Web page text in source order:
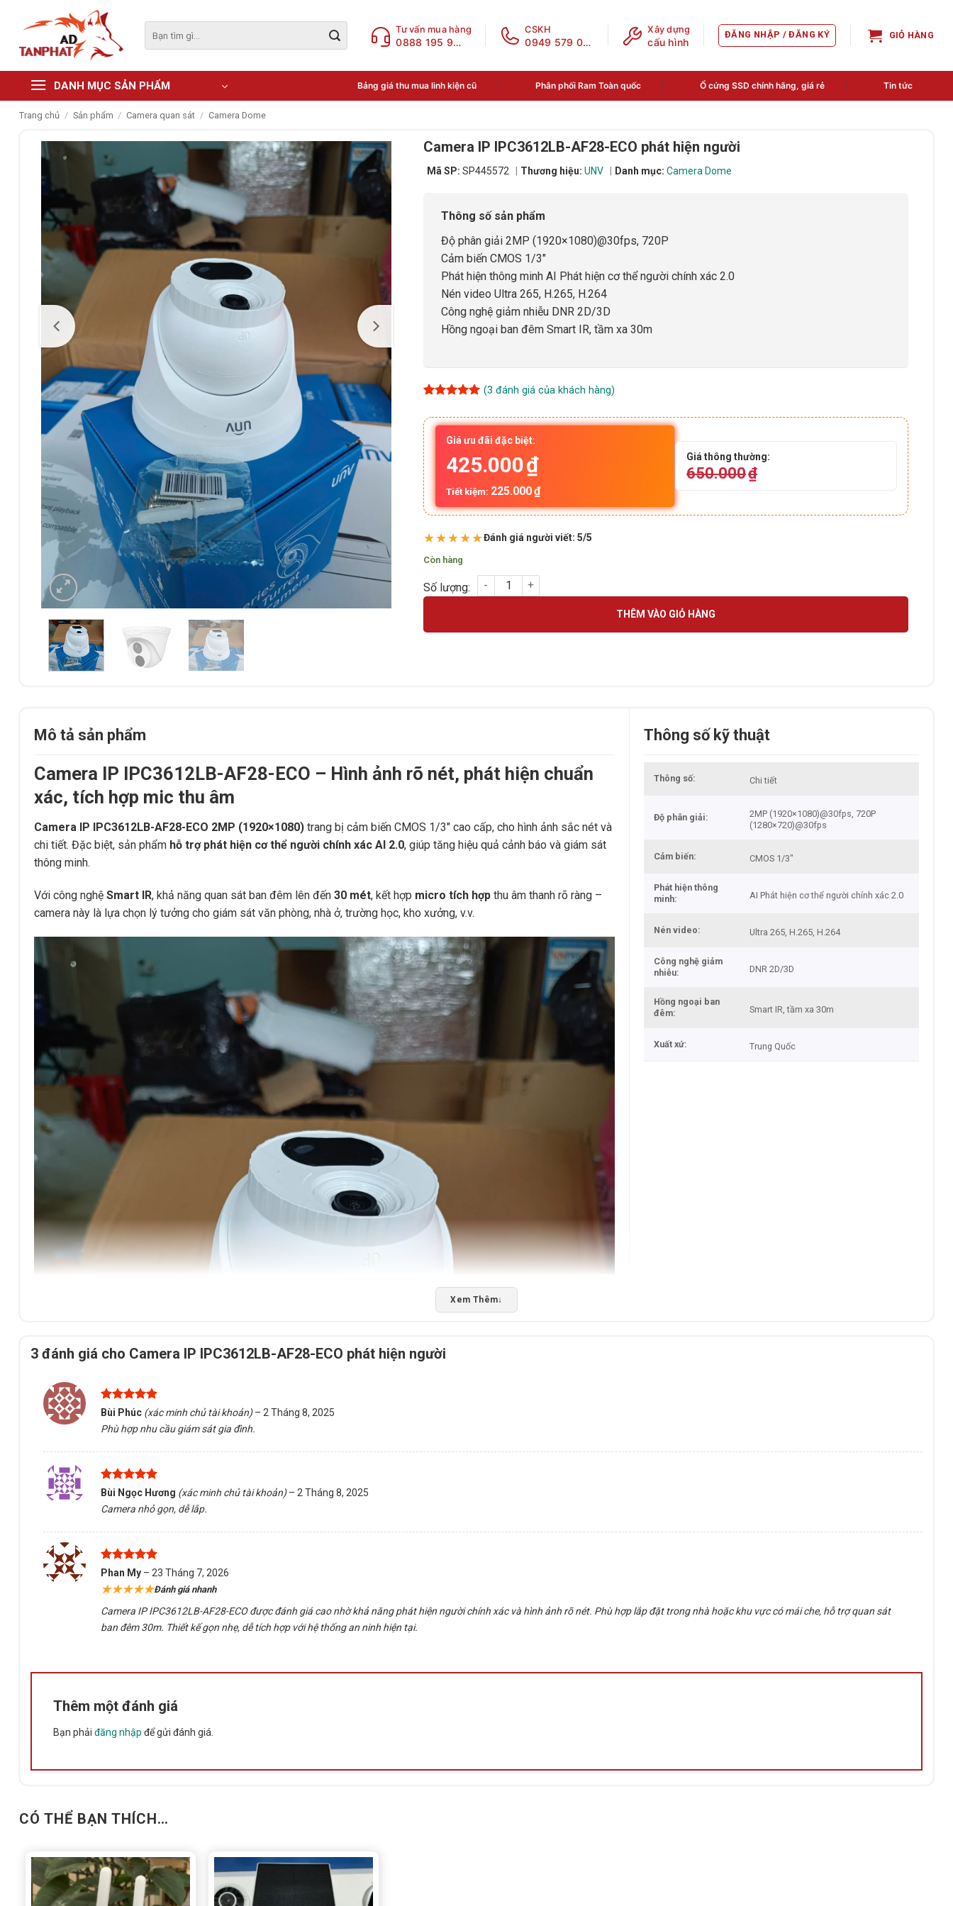
content
kiếm:
Tư vấn mua hàng
0888 195 969
CSKH
0949 579 078
Xây dựng
cấu hình
ĐĂNG NHẬP / ĐĂNG KÝ GIỎ HÀNG
DANH MỤC SẢN PHẨM Bảng giá thu mua linh kiện cũ Phân phối Ram Toàn quốc Ổ cứng SSD chính hãng, giá rẻ Tin tức
Trang chủ / Sản phẩm / Camera quan sát / Camera Dome
Camera IP IPC3612LB-AF28-ECO phát hiện người
Mã SP: SP445572 Thương hiệu: UNV Danh mục: Camera Dome
Thông số sản phẩm
Độ phân giải 2MP (1920×1080)@30fps, 720P
Cảm biến CMOS 1/3"
Phát hiện thông minh AI Phát hiện cơ thể người chính xác 2.0
Nén video Ultra 265, H.265, H.264
Công nghệ giảm nhiễu DNR 2D/3D
Hồng ngoại ban đêm Smart IR, tầm xa 30m
dựa trên
đánh giá
(3 đánh giá của khách hàng)
Giá ưu đãi đặc biệt:
425.000₫
Tiết kiệm: 225.000₫
Giá thông thường:
650.000₫
★★★★★Đánh giá người viết: 5/5
Còn hàng
Camera IP IPC3612LB-AF28-ECO phát hiện người số lượng
THÊM VÀO GIỎ HÀNG
Mô tả sản phẩm
Camera IP IPC3612LB-AF28-ECO – Hình ảnh rõ nét, phát hiện chuẩn
xác, tích hợp mic thu âm
Camera IP IPC3612LB-AF28-ECO 2MP (1920×1080) trang bị cảm biến CMOS 1/3″ cao cấp, cho hình ảnh sắc nét và
chi tiết. Đặc biệt, sản phẩm hỗ trợ phát hiện cơ thể người chính xác AI 2.0, giúp tăng hiệu quả cảnh báo và giám sát
thông minh.
Với công nghệ Smart IR, khả năng quan sát ban đêm lên đến 30 mét, kết hợp micro tích hợp thu âm thanh rõ ràng –
camera này là lựa chọn lý tưởng cho giám sát văn phòng, nhà ở, trường học, kho xưởng, v.v.
📷Hình ảnh chất lượng cao
🌙Smart IR– hỗ trợ quan sát ban đêm lên đến 30m (98 feet).
Thông số kỹ thuật
Thông số Chi tiết
Độ phân giải
2MP (1920×1080)@30fps, 720P
(1280×720)@30fps
Cảm biến CMOS 1/3"
Phát hiện thông
minh
AI Phát hiện cơ thể người chính xác 2.0
Nén video Ultra 265, H.265, H.264
Công nghệ giảm
nhiễu
DNR 2D/3D
Hồng ngoại ban
đêm
Smart IR, tầm xa 30m
Xuất xứ Trung Quốc
Xem Thêm↓
3 đánh giá cho Camera IP IPC3612LB-AF28-ECO phát hiện người
Được xếp
5
sao
Bùi Phúc (xác minh chủ tài khoản) – 2 Tháng 8, 2025
Phù hợp nhu cầu giám sát gia đình.
Được xếp
hạng55
sao
Bùi Ngọc Hương (xác minh chủ tài khoản) – 2 Tháng 8, 2025
Camera nhỏ gọn, dễ lắp.
Được xếp
hạng 5
5
sao
Phan My – 23 Tháng 7, 2026
★★★★★Đánh giá nhanh
Camera IP IPC3612LB-AF28-ECO được đánh giá cao nhờ khả năng phát hiện người chính xác và hình ảnh rõ nét. Phù hợp lắp đặt trong nhà hoặc khu vực có mái che, hỗ trợ quan sát
ban đêm 30m. Thiết kế gọn nhẹ, dễ tích hợp với hệ thống an ninh hiện tại.
Thêm một đánh giá
Bạn phải đăng nhập để gửi đánh giá.
CÓ THỂ BẠN THÍCH…